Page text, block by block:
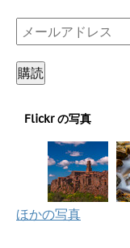
メ
ー
ル
ア
レ
購読
Flickr の写真
ほかの写真